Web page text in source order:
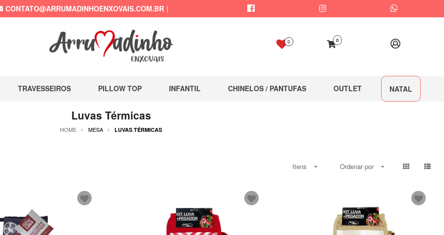
CONTATO@ARRUMADINHOENXOVAIS.COM.BR
0 0
TRAVESSEIROS PILLOW TOP INFANTIL CHINELOS / PANTUFAS OUTLET NATAL
Luvas Térmicas
HOME MESA LUVAS TÉRMICAS
Itens Ordenar por